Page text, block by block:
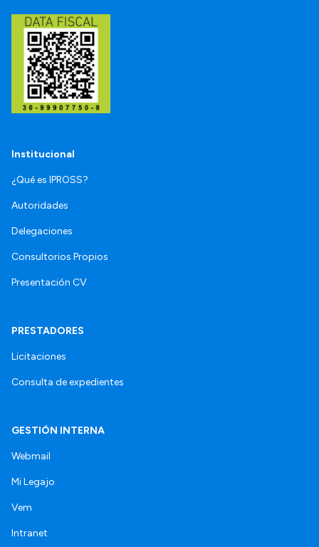
Institucional
¿Qué es IPROSS?
Autoridades
Delegaciones
Consultorios Propios
Presentación CV
PRESTADORES
Licitaciones
Consulta de expedientes
GESTIÓN INTERNA
Webmail
Mi Legajo
Vem
Intranet